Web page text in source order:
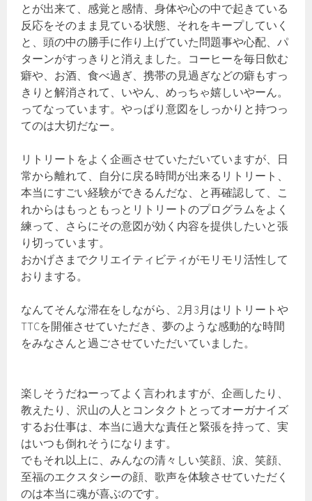
とが出来て、感覚と感情、身体や心の中で起きている
反応をそのまま見ている状態、それをキープしていく
と、頭の中の勝手に作り上げていた問題事や心配、パ
ターンがすっきりと消えました。コーヒーを毎日飲む
癖や、お酒、食べ過ぎ、携帯の見過ぎなどの癖もすっ
きりと解消されて、いやん、めっちゃ嬉しいやーん。
ってなっています。やっぱり意図をしっかりと持つっ
てのは大切だなー。
リトリートをよく企画させていただいていますが、日
常から離れて、自分に戻る時間が出来るリトリート、
本当にすごい経験ができるんだな、と再確認して、こ
れからはもっともっとリトリートのプログラムをよく
練って、さらにその意図が効く内容を提供したいと張
り切っています。
おかげさまでクリエイティビティがモリモリ活性して
おりまする。
なんてそんな滞在をしながら、2月3月はリトリートや
TTCを開催させていただき、夢のような感動的な時間
をみなさんと過ごさせていただいていました。
楽しそうだねーってよく言われますが、企画したり、
教えたり、沢山の人とコンタクトとってオーガナイズ
するお仕事は、本当に過大な責任と緊張を持って、実
はいつも倒れそうになります。
でもそれ以上に、みんなの清々しい笑顔、涙、笑顔、
至福のエクスタシーの顔、歌声を体験させていただく
のは本当に魂が喜ぶのです。